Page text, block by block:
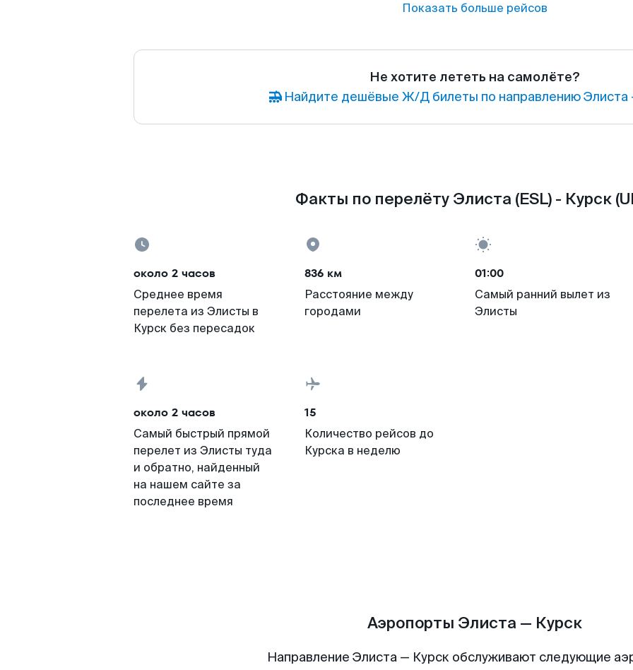
Показать больше рейсов
Не хотите лететь на самолёте?
Найдите дешёвые Ж/Д билеты по направлению Элиста
Факты по перелёту Элиста (ESL) - Курск
около 2 часов
Среднее время
перелета из Элисты в
Курск без пересадок
836 км
Расстояние между
городами
01:00
Самый ранний вылет из
Элисты
около 2 часов
Самый быстрый прямой
перелет из Элисты туда
и обратно, найденный
на нашем сайте за
последнее время
15
Количество рейсов до
Курска в неделю
Аэропорты Элиста — Курск
Направление Элиста — Курск обслуживают следующие